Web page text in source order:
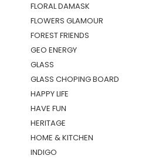
FLORAL DAMASK
FLOWERS GLAMOUR
FOREST FRIENDS
GEO ENERGY
GLASS
GLASS CHOPING BOARD
HAPPY LIFE
HAVE FUN
HERITAGE
HOME & KITCHEN
INDIGO